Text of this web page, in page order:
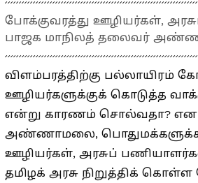
போக்குவரத்து ஊழியர்கள்,
பாஜக மாநிலத் தலைவர்
விளம்பரத்திற்கு பல்லாயிரம்
ஊழியர்களுக்குக் கொடுத்த
என்று காரணம் சொல்வதா? என
அண்ணாமலை,
ஊழியர்கள், அரசுப்
தமிழக் அரசு நிறுத்திக்